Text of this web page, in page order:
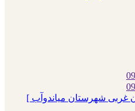
غربی شهرستان میاندوآب ]